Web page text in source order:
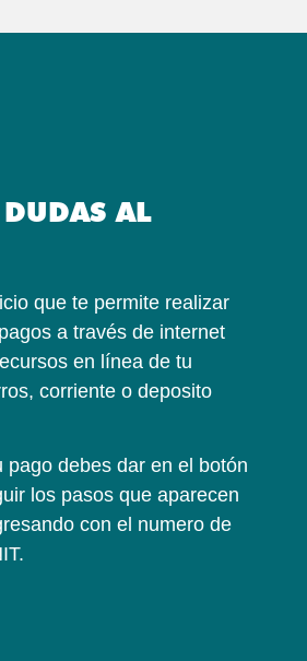
AL
que te permite realizar
a través de internet
en línea de tu
corriente o deposito
pago debes dar en el botón
los pasos que aparecen
con el numero de